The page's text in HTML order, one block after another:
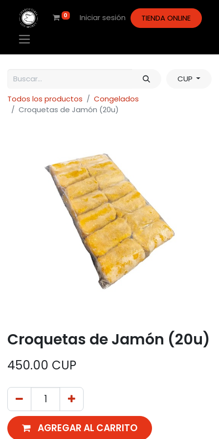
0 Iniciar sesión TIENDA ONLINE
CUP
Todos los productos
Congelados
Croquetas de Jamón (20u)
Croquetas de Jamón (20u)
450.00 CUP
AGREGAR AL CARRITO